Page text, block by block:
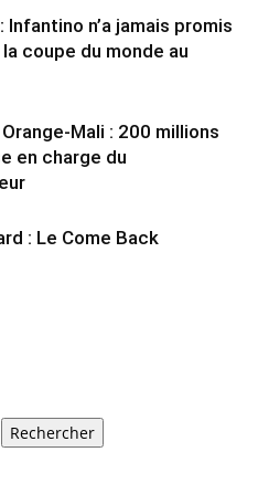
Infantino n’a jamais promis
coupe du monde au
Mali : 200 millions
en charge du
: Le Come Back
Rechercher